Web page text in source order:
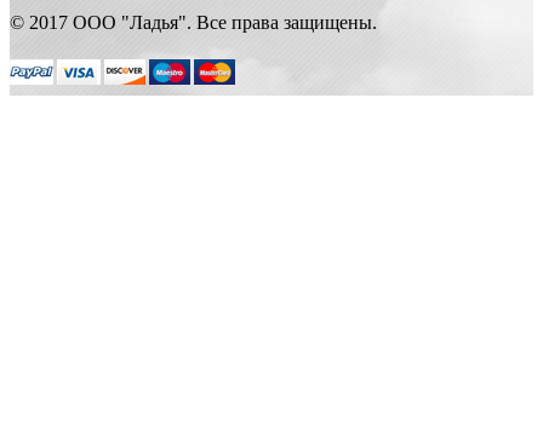
© 2017 ООО "Ладья". Все права защищены.